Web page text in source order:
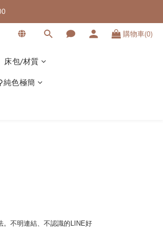
購物車(0)
床包/材質
純色極簡
。不明連結、不認識的LINE好